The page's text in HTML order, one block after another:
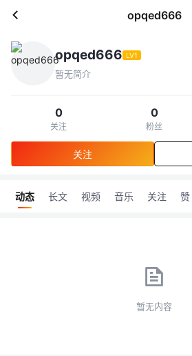
opqed666
opqed666 LV1
暂无简介
0
关注
0
粉丝
关注
动态 长文 视频 音乐 关注 赞
暂无内容